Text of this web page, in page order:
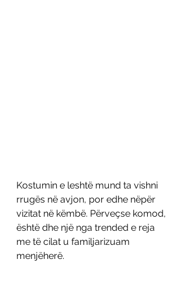
Kostumin e leshtë mund ta vishni
rrugës në avjon, por edhe nëpër
vizitat në këmbë. Përveçse komod,
është dhe një nga trended e reja
me të cilat u familjarizuam
menjëherë.